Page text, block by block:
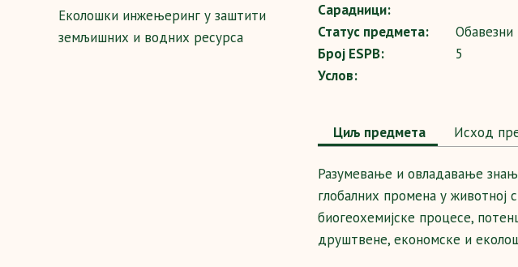
Еколошки инжењеринг у заштити
земљишних и водних ресурса
Сарадници:
Статус предмета:
Обавезни
Број ESPB:
5
Услов:
Циљ предмета Исход
Разумевање и овладавање
глобалних промена у животној
биогеохемијске процесе,
друштвене, економске и